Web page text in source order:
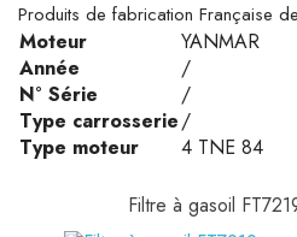
Produits de fabrication Française
Moteur
YANMAR
Année
/
N° Série
/
Type carrosserie/
Type moteur
4 TNE 84
Filtre à gasoil